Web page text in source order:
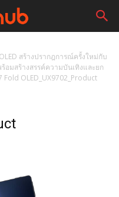
สร้างปรากฎการณ์ครั้งใหม่กับ
มสร้างสรรค์ความบันเทิงและยก
Fold OLED_UX9702_Product